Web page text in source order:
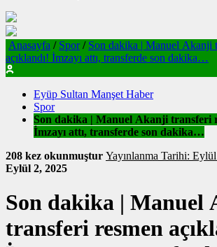
Anasayfa / Spor / Son dakika | Manuel Akanji
açıklandı! İmzayı attı, transferde son dakika…
Eyüp Sultan Manşet Haber
Spor
Son dakika | Manuel Akanji transferi
İmzayı attı, transferde son dakika…
208 kez okunmuştur
Yayınlanma
Eylül 2, 2025
Son dakika | Manuel
transferi resmen